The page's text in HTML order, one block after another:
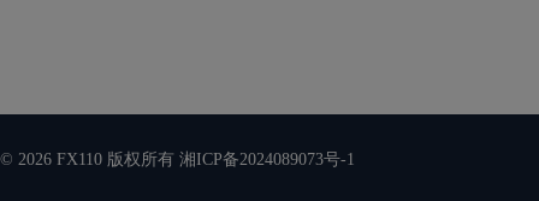
© 2026 FX110 版权所有 湘ICP备2024089073号-1